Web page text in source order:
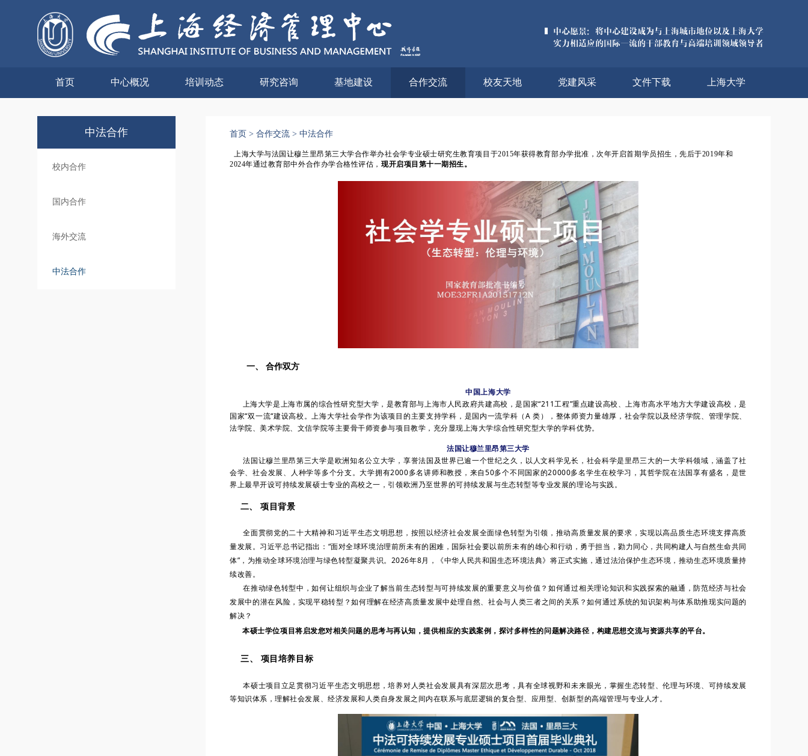
首页 中心概况 培训动态 研究咨询 基地建设 合作交流 校友天地 党建风采 文件下载 上海大学
中法合作
校内合作
国内合作
海外交流
中法合作
首页 > 合作交流 > 中法合作
上海大学与法国让穆兰里昂第三大学合作举办社会学专业硕士研究生教育项目于2015年获得教育部办学批准，次年开启首期学员招生，先后于2019年和
2024年通过教育部中外合作办学合格性评估， 现开启项目第十一期招生。
一、 合作双方
中国上海大学
上海大学是上海市属的综合性研究型大学，是教育部与上海市人民政府共建高校，是国家“211工程”重点建设高校、上海市高水平地方大学建设高校，是
国家“双一流“建设高校。上海大学社会学作为该项目的主要支持学科，是国内一流学科（A 类），整体师资力量雄厚，社会学院以及经济学院、管理学院、
法学院、美术学院、文信学院等主要骨干师资参与项目教学，充分显现上海大学综合性研究型大学的学科优势。
法国让穆兰里昂第三大学
法国让穆兰里昂第三大学是欧洲知名公立大学，享誉法国及世界已逾一个世纪之久，以人文科学见长，社会科学是里昂三大的一大学科领域，涵盖了社
会学、社会发展、人种学等多个分支。大学拥有2000多名讲师和教授，来自50多个不同国家的20000多名学生在校学习，其哲学院在法国享有盛名，是世
界上最早开设可持续发展硕士专业的高校之一，引领欧洲乃至世界的可持续发展与生态转型等专业发展的理论与实践。
二、 项目背景
全面贯彻党的二十大精神和习近平生态文明思想，按照以经济社会发展全面绿色转型为引领，推动高质量发展的要求，实现以高品质生态环境支撑高质
量发展。习近平总书记指出：“面对全球环境治理前所未有的困难，国际社会要以前所未有的雄心和行动，勇于担当，勠力同心，共同构建人与自然生命共同
体”，为推动全球环境治理与绿色转型凝聚共识。2026年8月，《中华人民共和国生态环境法典》将正式实施，通过法治保护生态环境，推动生态环境质量持
续改善。
在推动绿色转型中，如何让组织与企业了解当前生态转型与可持续发展的重要意义与价值？如何通过相关理论知识和实践探索的融通，防范经济与社会
发展中的潜在风险，实现平稳转型？如何理解在经济高质量发展中处理自然、社会与人类三者之间的关系？如何通过系统的知识架构与体系助推现实问题的
解决？
本硕士学位项目将启发您对相关问题的思考与再认知，提供相应的实践案例，探讨多样性的问题解决路径，构建思想交流与资源共享的平台。
三、 项目培养目标
本硕士项目立足贯彻习近平生态文明思想，培养对人类社会发展具有深层次思考，具有全球视野和未来眼光，掌握生态转型、伦理与环境、可持续发展
等知识体系，理解社会发展、经济发展和人类自身发展之间内在联系与底层逻辑的复合型、应用型、创新型的高端管理与专业人才。